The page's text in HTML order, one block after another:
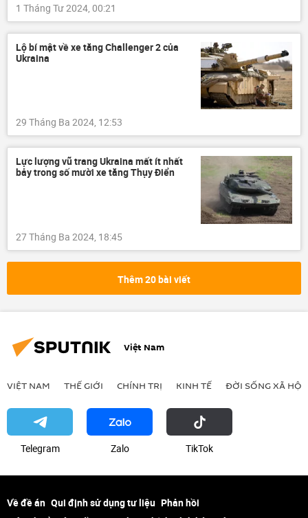
1 Tháng Tư 2024, 00:21
Lộ bí mật về xe tăng Challenger 2 của
Ukraina
29 Tháng Ba 2024, 12:53
Lực lượng vũ trang Ukraina mất ít nhất
bảy trong số mười xe tăng Thụy Điển
27 Tháng Ba 2024, 18:45
Thêm 20 bài viết
Việt Nam
VIỆT NAM THẾ GIỚI CHÍNH TRỊ KINH TẾ ĐỜI SỐNG XÃ HỘI
Telegram Zalo ТikТоk
Về đề án Qui định sử dụng tư liệu Phản hồi